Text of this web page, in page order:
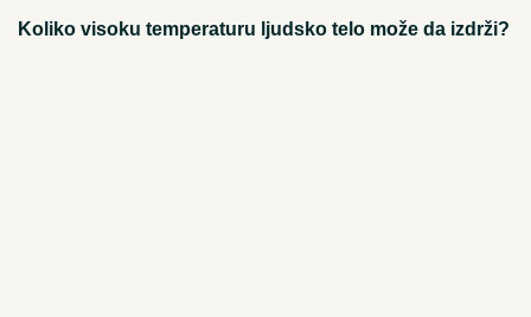
Koliko visoku temperaturu ljudsko telo može da izdrži?